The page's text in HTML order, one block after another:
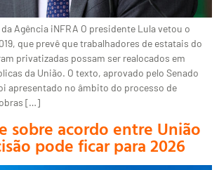
Agência iNFRA O presidente Lula vetou o
que prevê que trabalhadores de estatais do
privatizadas possam ser realocados em
da União. O texto, aprovado pelo Senado
apresentado no âmbito do processo de
[…]
sobre acordo entre União
pode ficar para 2026